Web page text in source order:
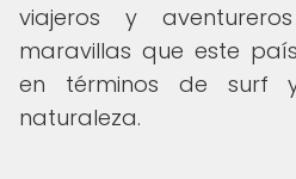
viajeros y
maravillas que este
en términos de surf
naturaleza.